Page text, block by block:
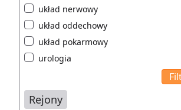
układ nerwowy
układ oddechowy
układ pokarmowy
urologia
Rejony